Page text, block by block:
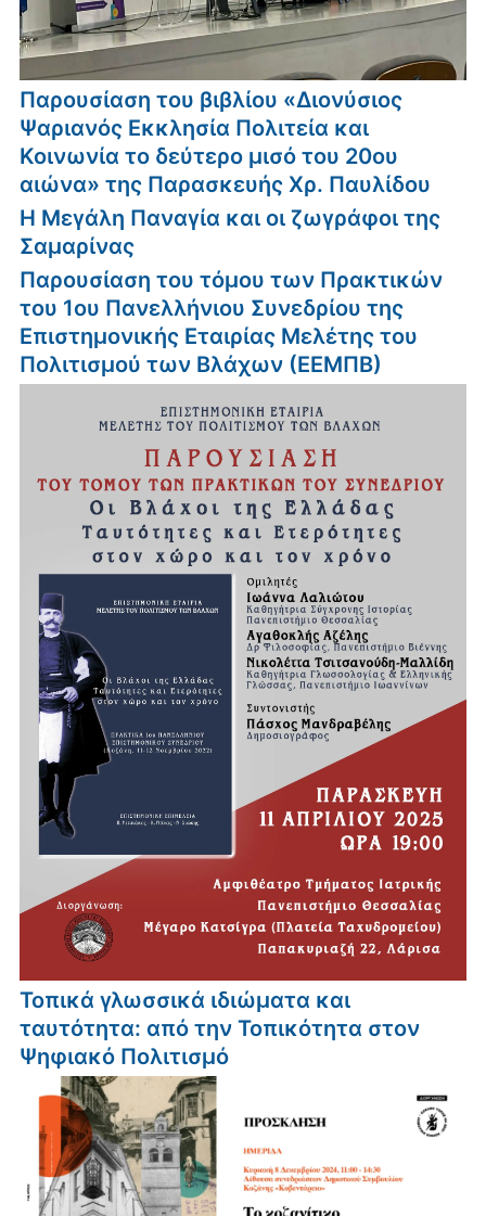
Παρουσίαση του βιβλίου «Διονύσιος
Ψαριανός Εκκλησία Πολιτεία και
Κοινωνία το δεύτερο μισό του 20ου
αιώνα» της Παρασκευής Χρ. Παυλίδου
Η Μεγάλη Παναγία και οι ζωγράφοι της
Σαμαρίνας
Παρουσίαση του τόμου των Πρακτικών
του 1ου Πανελλήνιου Συνεδρίου της
Επιστημονικής Εταιρίας Μελέτης του
Πολιτισμού των Βλάχων (ΕΕΜΠΒ)
Τοπικά γλωσσικά ιδιώματα και
ταυτότητα: από την Τοπικότητα στον
Ψηφιακό Πολιτισμό